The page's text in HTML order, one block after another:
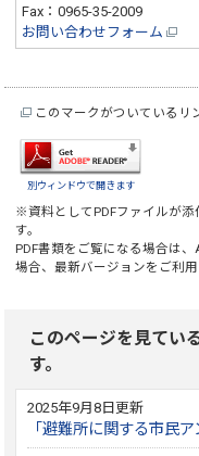
Fax：0965-35-2009
お問い合わせフォーム
このマークがついているリ
別ウィンドウで開きます
※資料としてPDFファイルが添
す。
PDF書類をご覧になる場合は、
場合、最新バージョンをご利用
このページを見てい
す。
2025年9月8日更新
「避難所に関する市民